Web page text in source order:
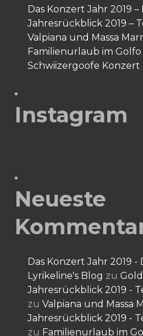
Das Konzert Jahr 2019
Jahresrückblick 2019 –
Valpiana und Massa
Familienurlaub im Golfo
Schwiizergoofe Konzert
Instagram
Neueste
Das Konzert Jahr 2019
Lyrikeline's Blog zu
Jahresrückblick 2019 -
zu Valpiana und Massa
Jahresrückblick 2019 -
zu Familienurlaub im